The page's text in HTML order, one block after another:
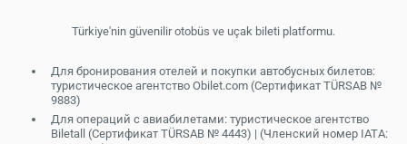
Türkiye'nin güvenilir otobüs ve uçak bileti platformu.
Для бронирования отелей и покупки автобусных билетов:
туристическое агентство Obilet.com (Сертификат TÜRSAB №
9883)
Для операций с авиабилетами: туристическое агентство
Biletall (Сертификат TÜRSAB № 4443) | (Членский номер IATA: